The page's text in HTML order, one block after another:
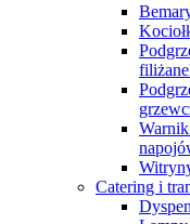
Catering i